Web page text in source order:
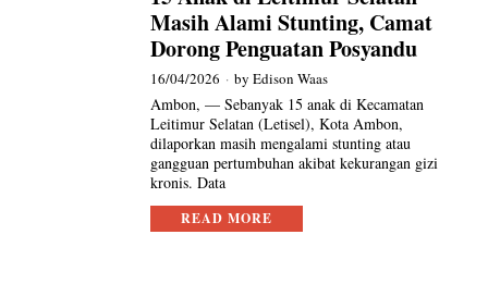
Masih Alami Stunting, Camat
Dorong Penguatan Posyandu
16/04/2026 byEdison Waas
Ambon, — Sebanyak 15 anak di Kecamatan
Leitimur Selatan (Letisel), Kota Ambon,
dilaporkan masih mengalami stunting atau
gangguan pertumbuhan akibat kekurangan gizi
kronis. Data
READ MORE